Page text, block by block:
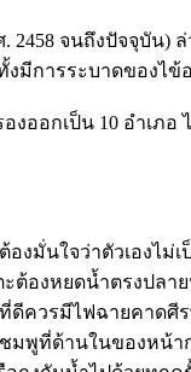
. 2458 จนถึงปัจจุบัน
มีการระบาดของไข้
งออกเป็น 10 อำเภอ
องมั่นใจว่าตัวเองไ
ต้องหยดน้ำตรงปลา
ดีควรมีไฟฉายคาด
มพูที่ด้านในของหน้า